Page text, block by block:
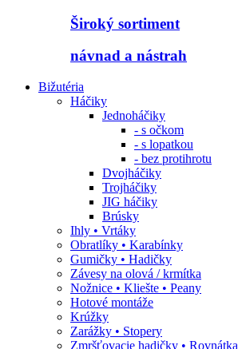
Široký sortiment
návnad a nástrah
Bižutéria
Háčiky
Jednoháčiky
- s očkom
- s lopatkou
- bez protihrotu
Dvojháčiky
Trojháčiky
JIG háčiky
Brúsky
Ihly • Vrtáky
Obratlíky • Karabínky
Gumičky • Hadičky
Závesy na olová / krmítka
Nožnice • Kliešte • Peany
Hotové montáže
Krúžky
Zarážky • Stopery
Zmršťovacie hadičky • Rovnátka